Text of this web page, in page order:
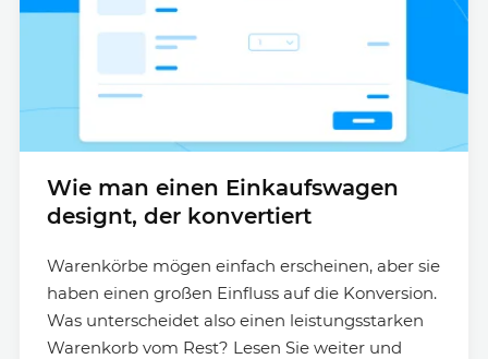
Wie man einen Einkaufswagen
designt, der konvertiert
Warenkörbe mögen einfach erscheinen, aber sie
haben einen großen Einfluss auf die Konversion.
Was unterscheidet also einen leistungsstarken
Warenkorb vom Rest? Lesen Sie weiter und